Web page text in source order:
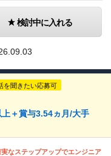
検討中に入れる
を聞きたい応募可
＋賞与3.54ヵ月/大手
実なステップアップでエンジニア